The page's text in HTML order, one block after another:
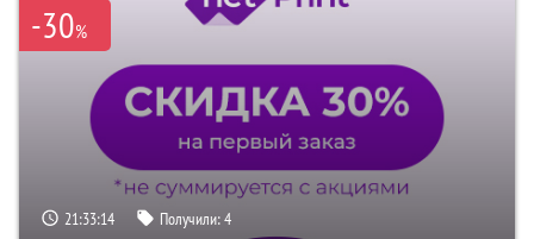
-30%
21:33:13 Получили:4